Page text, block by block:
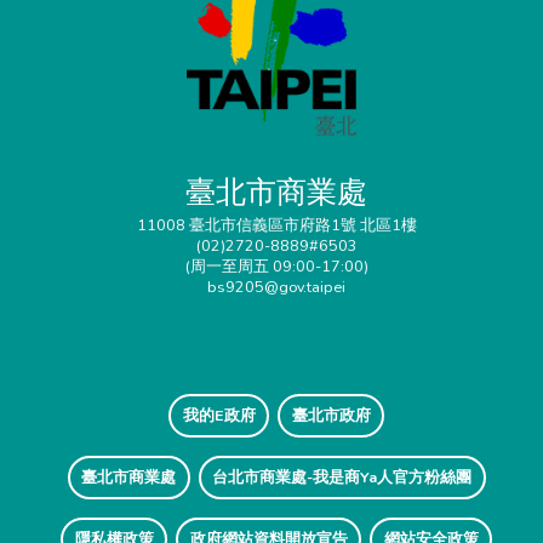
臺北市商業處
11008 臺北市信義區市府路1號 北區1樓
(02)2720-8889#6503
(周一至周五 09:00-17:00)
bs9205@gov.taipei
我的E政府 臺北市政府
臺北市商業處 台北市商業處-我是商Ya人官方粉絲團